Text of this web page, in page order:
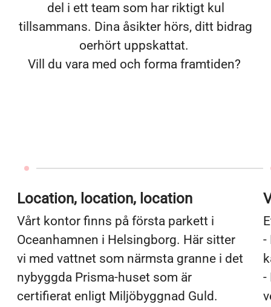
del i ett team som har riktigt kul
tillsammans. Dina åsikter hörs, ditt bidrag
oerhört uppskattat.
Vill du vara med och forma framtiden?
Location, location, location
Vårt kontor finns på första parkett i
Oceanhamnen i Helsingborg. Här sitter
vi med vattnet som närmsta granne i det
nybyggda Prisma-huset som är
certifierat enligt Miljöbyggnad Guld.
-
-